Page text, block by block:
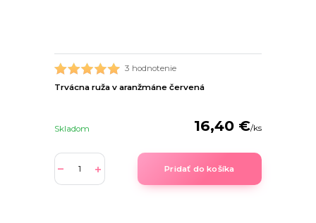
3 hodnotenie
Trvácna ruža v aranžmáne červená
16,40 €/ks
Skladom
Pridať do košíka